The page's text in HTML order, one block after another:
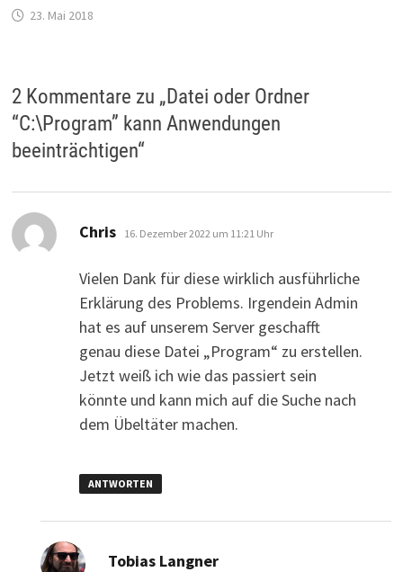
23. Mai 2018
2 Kommentare zu „Datei oder Ordner
“C:\Program” kann Anwendungen
beeinträchtigen“
Chris sagt:
16. Dezember 2022 um 11:21 Uhr
Vielen Dank für diese wirklich ausführliche
Erklärung des Problems. Irgendein Admin
hat es auf unserem Server geschafft
genau diese Datei „Program“ zu erstellen.
Jetzt weiß ich wie das passiert sein
könnte und kann mich auf die Suche nach
dem Übeltäter machen.
ANTWORTEN
Tobias Langnersagt: